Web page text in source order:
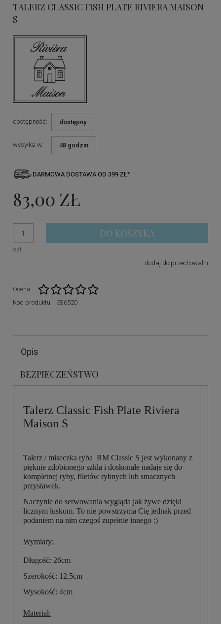
TALERZ CLASSIC FISH PLATE RIVIERA MAISON
S
dostępność: dostępny
wysyłka w: 48 godzin
DARMOWA DOSTAWA OD 399 ZŁ*
83,00 ZŁ
szt.
DO KOSZYKA
dodaj do przechowalni
Ocena:
Kod produktu:
536520
Opis
BEZPIECZEŃSTWO
Talerz Classic Fish Plate Riviera
Maison S
Talerz / miseczka ryba RM Classic S jest wykonany z
pięknie zdobionego szkła i doskonale nadaje się do
kompletnej ryby, filetów rybnych lub smacznych
przystawek.
Naczynie do serwowania wygląda jak żywe dzięki
licznym łuskom. To nie powstrzyma Cię jednak przed
podaniem na nim czegoś zupełnie innego :)
Wymiary:
Długość: 26cm
Szerokość: 12,5cm
Wysokość: 4cm
Materiał: